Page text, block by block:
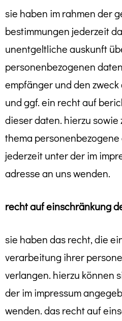
sie haben im rahmen der
bestimmungen jederzeit
unentgeltliche auskunft
personenbezogenen
empfänger und den
und ggf. ein recht auf
dieser daten. hierzu
thema
jederzeit unter der im
adresse an uns wenden.
recht auf einschränkung
sie haben das recht, die
verarbeitung ihrer
verlangen. hierzu können
der im impressum
wenden. das recht auf